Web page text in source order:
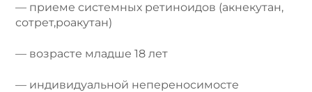
— приеме системных ретиноидов (акнекутан,
сотрет,роакутан)
— возрасте младше 18 лет
— индивидуальной непереносимосте